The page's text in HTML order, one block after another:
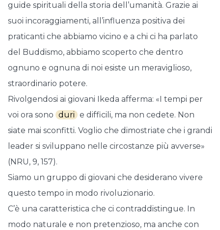
guide spirituali della storia dell’umanità. Grazie ai
suoi incoraggiamenti, all’influenza positiva dei
praticanti che abbiamo vicino e a chi ci ha parlato
del Buddismo, abbiamo scoperto che dentro
ognuno e ognuna di noi esiste un meraviglioso,
straordinario potere.
Rivolgendosi ai giovani Ikeda afferma: «I tempi per
voi ora sono duri e difficili, ma non cedete. Non
siate mai sconfitti. Voglio che dimostriate che i grandi
leader si sviluppano nelle circostanze più avverse»
(NRU, 9, 157).
Siamo un gruppo di giovani che desiderano vivere
questo tempo in modo rivoluzionario.
C’è una caratteristica che ci contraddistingue. In
modo naturale e non pretenzioso, ma anche con